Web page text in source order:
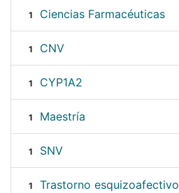
1 Ciencias Farmacéuticas
1 CNV
1 CYP1A2
1 Maestría
1 SNV
1 Trastorno esquizoafectivo